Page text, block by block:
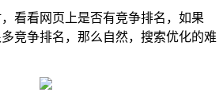
看看网页上是否有竞争排名，如果
竞争排名，那么自然，搜索优化的难